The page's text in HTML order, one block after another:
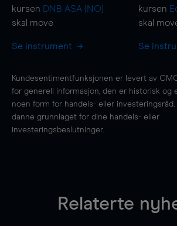
kursen DNB ASA (NO)
skal move
Se instrument
kursen
skal
Se
Kundesentimentfunksjonen er levert av
for generell informasjon, den er historisk og
noen form for handels- eller investeringsråd.
danne grunnlaget for dine handels- eller
investeringsbeslutninger.
Relaterte